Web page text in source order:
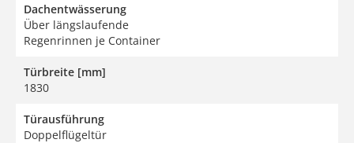
Dachentwässerung
Über längslaufende
Regenrinnen je Container
Türbreite [mm]
1830
Türausführung
Doppelflügeltür